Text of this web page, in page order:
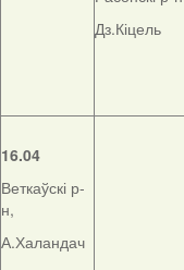
Дз.Кіцель
16.04
Веткаўскі р-
н,
А.Халандач